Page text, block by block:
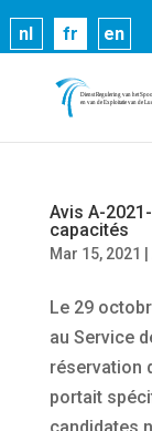
nl fr en
Avis A-
capacités
Mar 15, 2021
Le 29
au Service
réservation
portait
Les cookies
services plus
vous nous
exploiter